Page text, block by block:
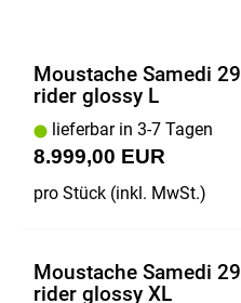
Moustache Samedi
rider glossy L
lieferbar in 3-7 Tagen
8.999,00 EUR
pro Stück (inkl. MwSt.)
Moustache Samedi
rider glossy XL